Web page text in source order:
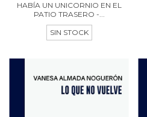
HABÍA UN UNICORNIO EN EL
PATIO TRASERO -...
SIN STOCK